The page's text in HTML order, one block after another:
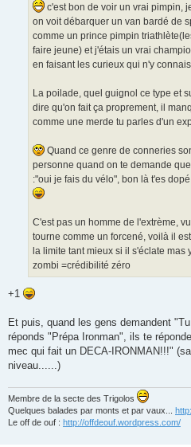
c'est bon de voir un vrai pimpin,
on voit débarquer un van bardé de
comme un prince pimpin
faire jeune) et j'étais un vrai
en faisant les curieux qui n'y
La poilade, quel guignol ce type et
dire qu'on fait ça proprement, il
comme une merde tu parles d'un
Quand ce genre de conneries
personne quand on te demande
:"oui je fais du vélo", bon là t'es
C'est pas un homme de l'extrème,
tourne comme un forcené, voilà il
la limite tant mieux si il s'éclate mas
zombi =crédibilité zéro
+1
Et puis, quand les gens demandent
réponds "Prépa Ironman", ils te
mec qui fait un DECA-IRONMAN!!!"
niveau......)
Membre de la secte des Trigolos
Quelques balades par monts et par vaux...
Le off de ouf : http://offdeouf.wordpress.com/